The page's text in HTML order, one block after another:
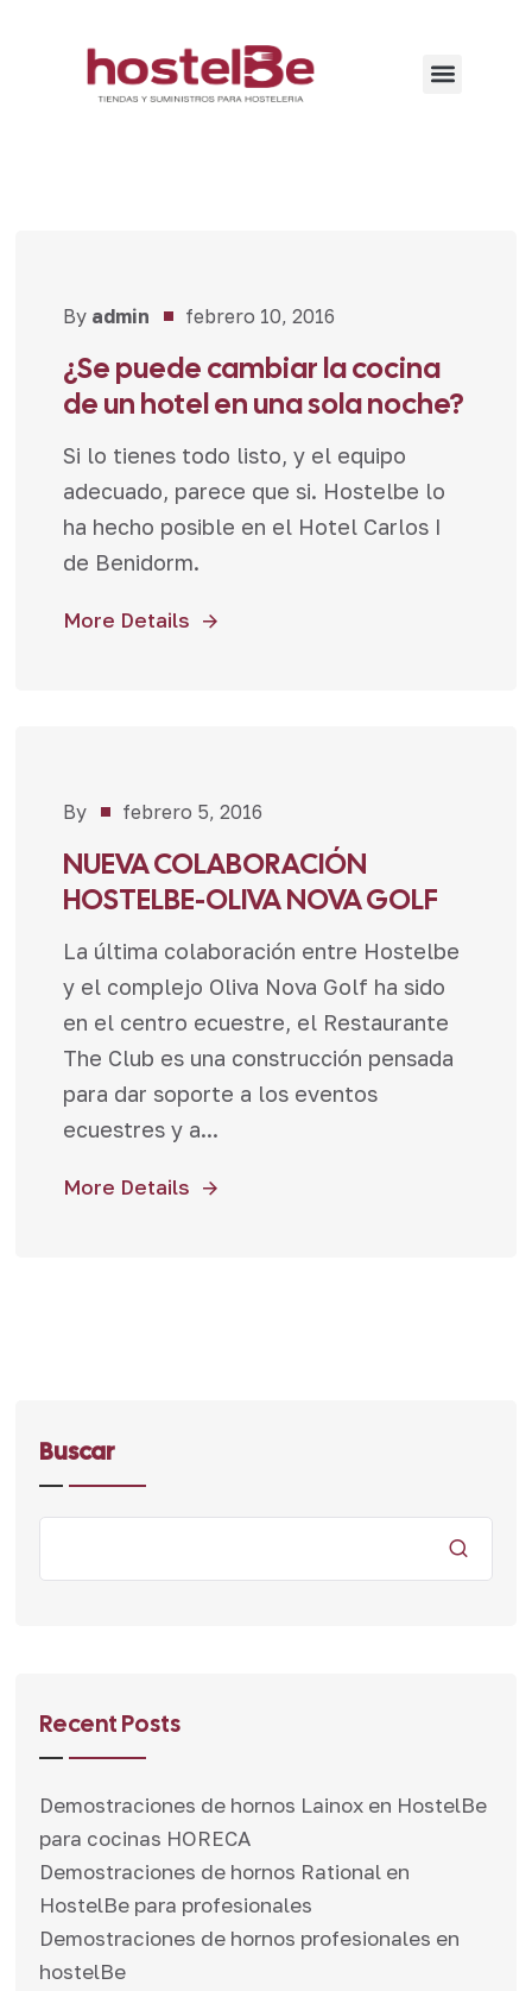
Noticias
By admin febrero 10, 2016
¿Se puede cambiar la cocina
de un hotel en una sola noche?
Si lo tienes todo listo, y el equipo
adecuado, parece que si. Hostelbe lo
ha hecho posible en el Hotel Carlos I
de Benidorm.
More Details
Noticias
By febrero 5, 2016
NUEVA COLABORACIÓN
HOSTELBE-OLIVA NOVA GOLF
La última colaboración entre Hostelbe
y el complejo Oliva Nova Golf ha sido
en el centro ecuestre, el Restaurante
The Club es una construcción pensada
para dar soporte a los eventos
ecuestres y a...
More Details
Buscar
Recent Posts
Demostraciones de hornos Lainox en HostelBe
para cocinas HORECA
Demostraciones de hornos Rational en
HostelBe para profesionales
Demostraciones de hornos profesionales en
hostelBe